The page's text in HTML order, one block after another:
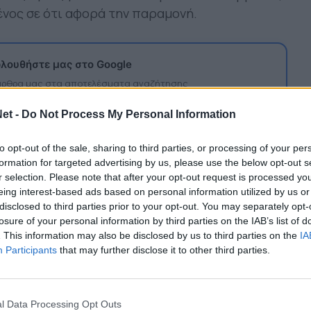
- Do Not Process My Personal Information
opt-out of the sale, sharing to third parties, or processing of your
for targeted advertising by us, please use the below opt-out
selection. Please note that after your opt-out request is processed
interest-based ads based on personal information utilized by us
to third parties prior to your opt-out. You may separately
of your personal information by third parties on the IAB’s list of
This information may also be disclosed by us to third parties on the
Participants that may further disclose it to other third parties.
Data Processing Opt Outs
σε ότι αφορά την παραμονή.
μας στο Google
μας στα αποτελέσματα αναζήτησης
on Google
Αναστασίου θα στερηθεί τις υπηρεσίες του
κάρτες.
ωστόσο θα έχει και ο Πανσερραϊκός.
θα είναι διαθέσιμοι για τους Σερραίους, που
να ελπίζουν.